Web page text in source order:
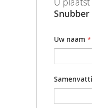
afbeeldingen-
gallerij"SNUBBER
Met
informatie
Uw naam